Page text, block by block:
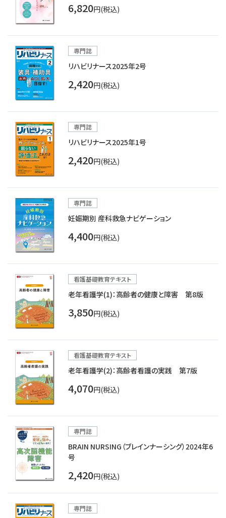
6,820円(税込)
専門誌
リハビリナース2025年2号
2,420円(税込)
専門誌
リハビリナース2025年1号
2,420円(税込)
専門誌
妊娠期別 産科救急ナビゲーション
4,400円(税込)
看護基礎教育テキスト
老年看護学(1)：高齢者の健康と障害 第8版
3,850円(税込)
看護基礎教育テキスト
老年看護学(2)：高齢者看護の実践 第7版
4,070円(税込)
専門誌
BRAIN NURSING（ブレインナーシング）2024年6
号
2,420円(税込)
専門誌